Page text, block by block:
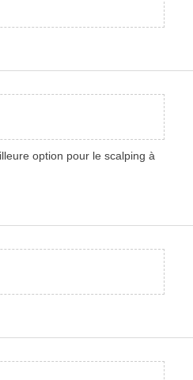
option pour le scalping à